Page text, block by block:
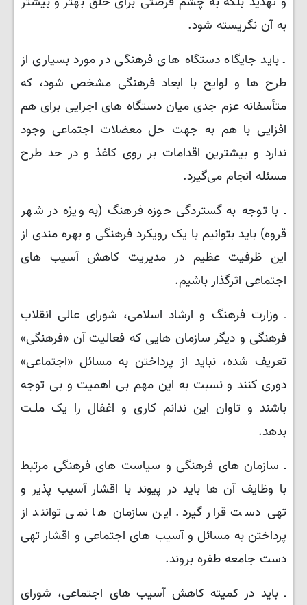
به آن نگریسته شود.
ـ باید جایگاه دستگاه‌ های فرهنگی در مورد بسیاری از
طرح ‌ها و لوایح با ابعاد فرهنگی مشخص شود، که
متأسفانه عزم جدی میان دستگاه ‌های اجرایی برای هم
‌افزایی با هم به جهت حل معضلات اجتماعی وجود
ندارد و بیشترین اقدامات بر روی کاغذ و در حد طرح
مسئله انجام می‌گیرد.
ـ با توجه به گستردگی حوزه فرهنگ (به ویژه در شهر
قروه) باید بتوانیم با یک رویکرد فرهنگی و بهره مندی از
این ظرفیت عظیم در مدیریت کاهش آسیب های
اجتماعی اثرگذار باشیم.
ـ وزارت فرهنگ و ارشاد اسلامی، شورای عالی انقلاب
فرهنگی و دیگر سازمان ‌هایی که فعالیت آن «فرهنگی»
تعریف ‌شده، نباید از پرداختن به مسائل «اجتماعی»
دوری کنند و نسبت به این مهم بی اهمیت و بی توجه
باشند و تاوان این ندانم کاری و اغفال را یک ملـت
بدهد.
ـ سازمان­‌ های فرهنگی و سیاست­‌ های فرهنگی مرتبط
با وظایف آن ‌ها باید در پیوند با اقشار آسیب ­‌پذیر و
تهی­ دست قرار گیرد. این سازمان­‌ ها نمی ‌­توانند از
پرداختن به مسائل و آسیب ‌­های اجتماعی و اقشار تهی
دست جامعه طفره بروند.
ـ باید در کمیته کاهش آسیب های اجتماعی، شورای